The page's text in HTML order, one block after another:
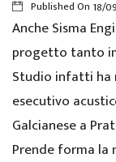
Published On 18/
Anche Sisma
progetto tanto
Studio infatti
esecutivo
Galcianese a
Prende forma la